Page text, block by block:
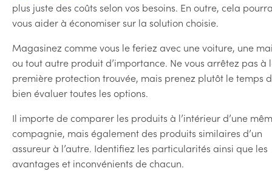
plus juste des coûts selon vos besoins. En outre, cela
vous aider à économiser sur la solution choisie.
Magasinez comme vous le feriez avec une voiture, une
ou tout autre produit d’importance. Ne vous arrêtez pas à
première protection trouvée, mais prenez plutôt le temps
bien évaluer toutes les options.
Il importe de comparer les produits à l’intérieur d’une
compagnie, mais également des produits similaires d’un
assureur à l’autre. Identifiez les particularités ainsi que les
avantages et inconvénients de chacun.